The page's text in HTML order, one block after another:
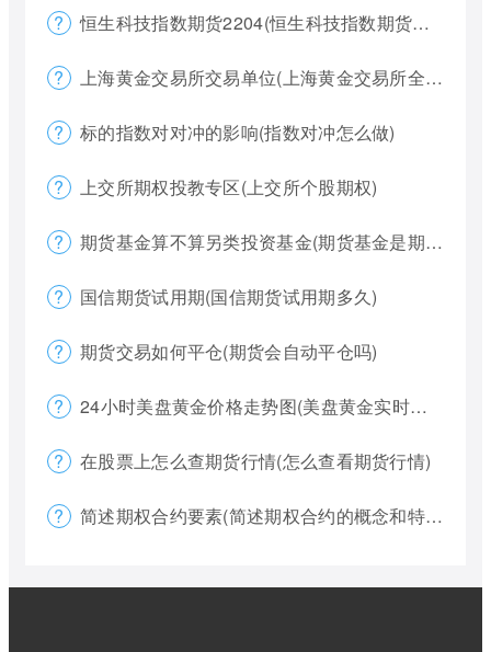
恒生科技指数期货2204(恒生科技指数期货夜盘)
上海黄金交易所交易单位(上海黄金交易所全称)
标的指数对对冲的影响(指数对冲怎么做)
上交所期权投教专区(上交所个股期权)
期货基金算不算另类投资基金(期货基金是期货还是基金)
国信期货试用期(国信期货试用期多久)
期货交易如何平仓(期货会自动平仓吗)
24小时美盘黄金价格走势图(美盘黄金实时行情怎么看)
在股票上怎么查期货行情(怎么查看期货行情)
简述期权合约要素(简述期权合约的概念和特点)